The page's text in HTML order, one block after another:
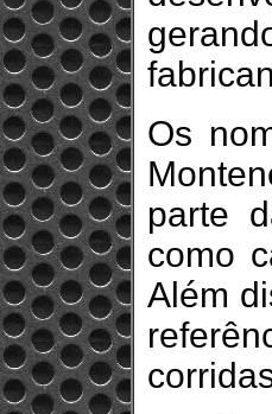
Os
parte
como
Além